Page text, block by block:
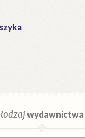
wydawnictwa